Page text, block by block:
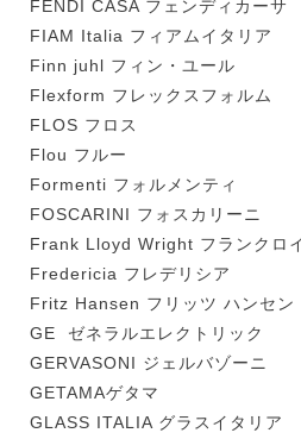
FENDI CASA フェンディカーサ
FIAM Italia フィアムイタリア
Finn juhl フィン・ユール
Flexform フレックスフォルム
FLOS フロス
Flou フルー
Formenti フォルメンティ
FOSCARINI フォスカリーニ
Frank Lloyd Wright フランクロ
Fredericia フレデリシア
Fritz Hansen フリッツ ハンセン
GE ゼネラルエレクトリック
GERVASONI ジェルバゾーニ
GETAMAゲタマ
GLASS ITALIA グラスイタリア